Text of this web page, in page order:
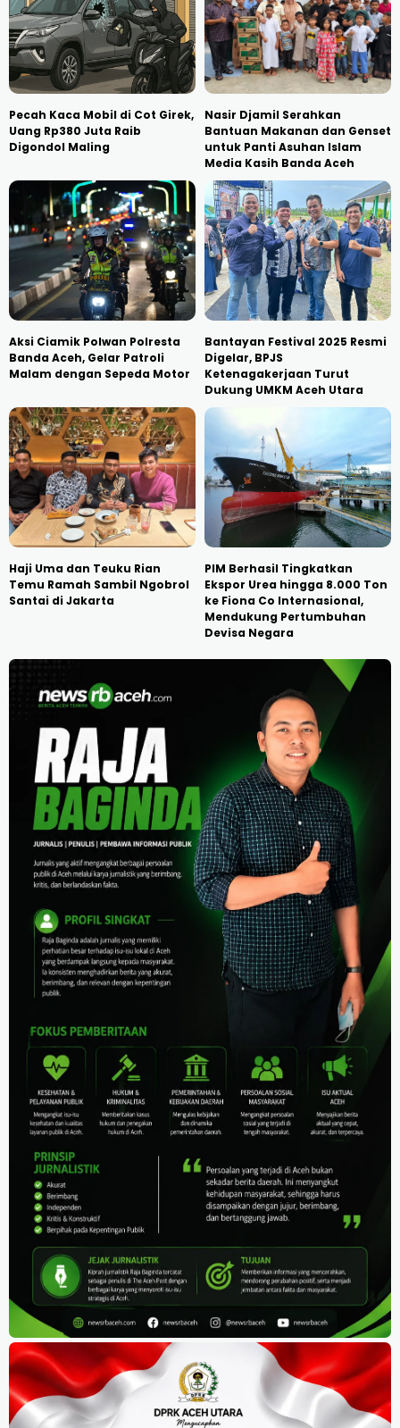
Pecah Kaca Mobil di Cot Girek,
Uang Rp380 Juta Raib
Digondol Maling
Nasir Djamil Serahkan
Bantuan Makanan dan Genset
untuk Panti Asuhan Islam
Media Kasih Banda Aceh
Aksi Ciamik Polwan Polresta
Banda Aceh, Gelar Patroli
Malam dengan Sepeda Motor
Bantayan Festival 2025 Resmi
Digelar, BPJS
Ketenagakerjaan Turut
Dukung UMKM Aceh Utara
Haji Uma dan Teuku Rian
Temu Ramah Sambil Ngobrol
Santai di Jakarta
PIM Berhasil Tingkatkan
Ekspor Urea hingga 8.000 Ton
ke Fiona Co Internasional,
Mendukung Pertumbuhan
Devisa Negara